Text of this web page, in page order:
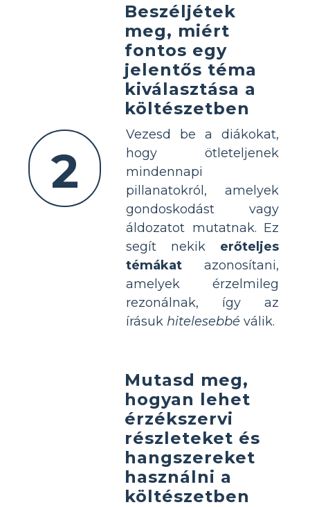
2
Beszéljétek
meg, miért
fontos egy
jelentős téma
kiválasztása a
költészetben
Vezesd be a diákokat,
hogy ötleteljenek
mindennapi
pillanatokról, amelyek
gondoskodást vagy
áldozatot mutatnak. Ez
segít nekik erőteljes
témákat azonosítani,
amelyek érzelmileg
rezonálnak, így az
írásuk hitelesebbé válik.
Mutasd meg,
hogyan lehet
érzékszervi
részleteket és
hangszereket
használni a
költészetben